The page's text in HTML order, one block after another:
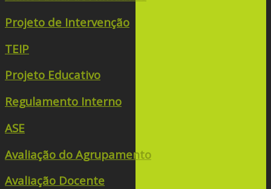
Projeto de Intervenção
TEIP
Projeto Educativo
Regulamento Interno
ASE
Avaliação do Agrupamento
Avaliação Docente